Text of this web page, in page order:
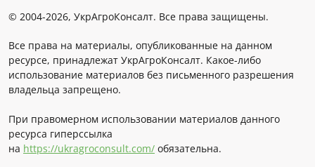
© 2004-2026, УкрАгроКонсалт. Все права защищены.
Все права на материалы, опубликованные на данном
ресурсе, принадлежат УкрАгроКонсалт. Какое-либо
использование материалов без письменного разрешения
владельца запрещено.
При правомерном использовании материалов данного
ресурса гиперссылка
на https://ukragroconsult.com/ обязательна.